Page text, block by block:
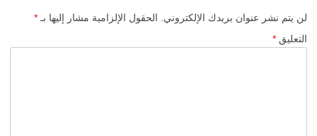
لن يتم نشر عنوان بريدك الإلكتروني. الحقول الإلزامية مشار إليها بـ *
التعليق *